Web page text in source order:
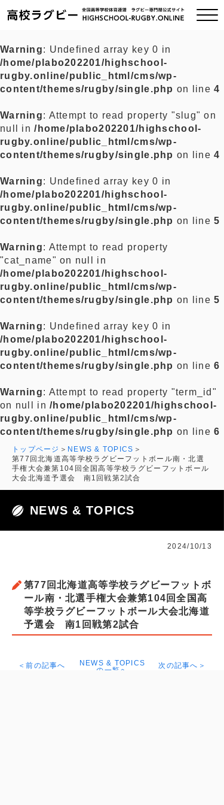
ご挨拶
全国チーム紹介
プライバシーポリシー
お問い合わせ
Warning: Undefined array key 0 in
/home/plabo202201/highschool-
rugby.online/public_html/cms/wp-
content/themes/rugby/single.php on line4
Warning: Attempt to read property "slug" on
null in/home/plabo202201/highschool-
rugby.online/public_html/cms/wp-
content/themes/rugby/single.php on line4
Warning: Undefined array key 0 in
/home/plabo202201/highschool-
rugby.online/public_html/cms/wp-
content/themes/rugby/single.php on line5
Warning: Attempt to read property
"cat_name" on null in
/home/plabo202201/highschool-
rugby.online/public_html/cms/wp-
content/themes/rugby/single.php on line5
Warning: Undefined array key 0 in
/home/plabo202201/highschool-
rugby.online/public_html/cms/wp-
content/themes/rugby/single.php on line6
Warning: Attempt to read property "term_id"
on null in/home/plabo202201/highschool-
rugby.online/public_html/cms/wp-
content/themes/rugby/single.php on line6
トップページ
NEWS & TOPICS
第77回北海道高等学校ラグビーフットボール南・北選
手権大会兼第104回全国高等学校ラグビーフットボール
大会北海道予選会 南1回戦第2試合
NEWS & TOPICS
2024/10/13
第77回北海道高等学校ラグビーフットボ
ール南・北選手権大会兼第104回全国高
等学校ラグビーフットボール大会北海道
予選会 南1回戦第2試合
＜前の記事へ
NEWS & TOPICS
の一覧へ
次の記事へ＞